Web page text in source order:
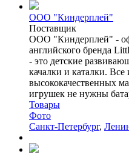
ООО "Киндерплей"
Поставщик
ООО "Киндерплей" -
английского бренда
- это детские
качалки и каталки. Все
высококачественных
игрушек не нужны
Товары
Фото
Санкт-Петербург,